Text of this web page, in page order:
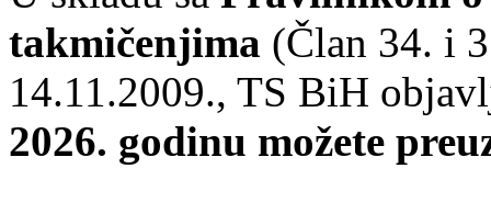
takmičenjima (Član 34. i
14.11.2009., TS BiH
2026. godinu možete